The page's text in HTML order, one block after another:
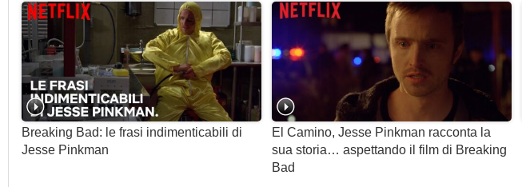
Breaking Bad: le frasi indimenticabili di
Jesse Pinkman
El Camino, Jesse Pinkman racconta la
sua storia… aspettando il film di Breaking
Bad